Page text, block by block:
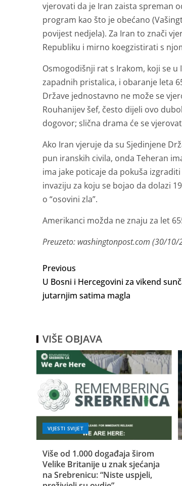
vjerovati da je Iran zaista spreman
program kao što je obećano
povijest nedjela). Za Iran to znači
Republiku i mirno koegzistirati s
Osmogodišnji rat s Irakom, koji se
zapadnih pristalica, i obaranje leta
Države jednostavno ne može se
Rouhanijev šef, često dijeli ovo
dogovor; slična drama će se
Ako Iran vjeruje da su Sjedinjene
pun iranskih civila, onda Teheran
ima jake poticaje da pokuša
invaziju za koju se bojao da dolazi
o “osovini zla”.
Amerikanci možda ne znaju za let
Preuzeto: washingtonpost.com (30/10/
Previous
U Bosni i Hercegovini za vikend
jutarnjim satima magla
VIŠE OBJAVA
VIJESTI SVIJET
Više od 1.000 događaja širom
Velike Britanije u znak sjećanja
na Srebrenicu: “Niste uspjeli,